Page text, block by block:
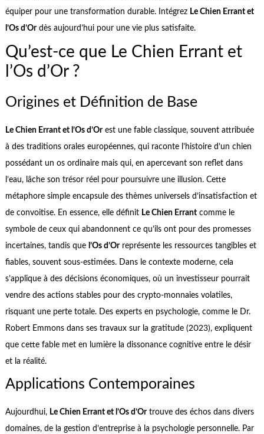
équiper pour une transformation durable. Intégrez Le Chien Errant et
l’Os d’Ordès aujourd’hui pour une vie plus satisfaite.
Qu’est-ce que Le Chien Errant et
l’Os d’Or ?
Origines et Définition de Base
Le Chien Errant et l’Os d’Orest une fable classique, souvent attribuée
à des traditions orales européennes, qui raconte l’histoire d’un chien
possédant un os ordinaire mais qui, en apercevant son reflet dans
l’eau, lâche son trésor réel pour poursuivre une illusion. Cette
métaphore simple encapsule des thèmes universels d’insatisfaction et
de convoitise. En essence, elle définit Le Chien Errantcomme le
symbole de ceux qui abandonnent ce qu’ils ont pour des promesses
incertaines, tandis que l’Os d’Orreprésente les ressources tangibles et
fiables, souvent sous-estimées. Dans le contexte moderne, cela
s’applique à des décisions économiques, où un investisseur pourrait
vendre des actions stables pour des crypto-monnaies volatiles,
risquant une perte totale. Des experts en psychologie, comme le Dr.
Robert Emmons dans ses travaux sur la gratitude (2023), expliquent
que cette fable met en lumière la dissonance cognitive entre le désir
et la réalité.
Applications Contemporaines
Aujourdhui, Le Chien Errant et l’Os d’Ortrouve des échos dans divers
domaines, de la gestion d’entreprise à la psychologie personnelle. Par